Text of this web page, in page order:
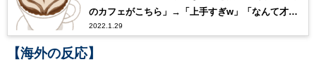
のカフェがこちら」→「上手すぎw」「なんて才能
だ！」
2022.1.29
【海外の反応】